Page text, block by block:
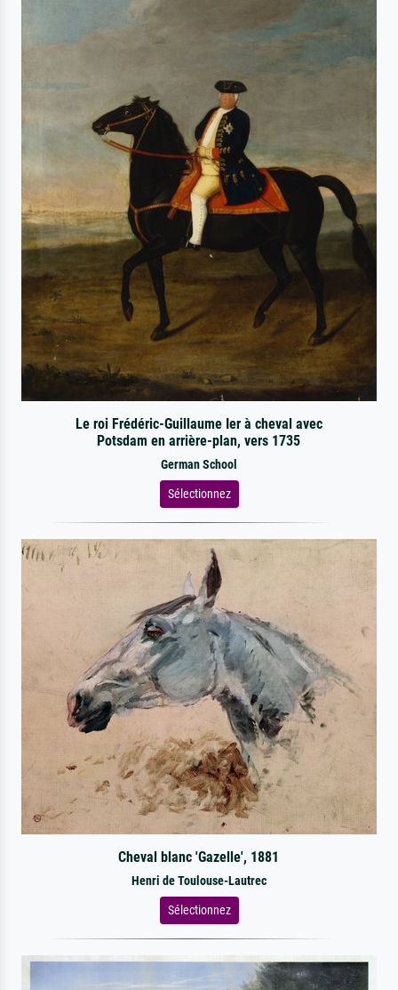
Le roi Frédéric-Guillaume Ier à cheval avec
Potsdam en arrière-plan, vers 1735
German School
Sélectionnez
Cheval blanc 'Gazelle', 1881
Henri de Toulouse-Lautrec
Sélectionnez